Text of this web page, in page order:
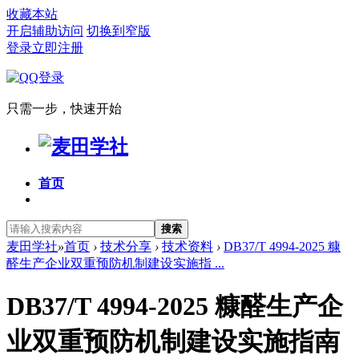
收藏本站
开启辅助访问 切换到窄版
登录立即注册
只需一步，快速开始
首页
搜索
麦田学社»首页 › 技术分享 › 技术资料 › DB37/T 4994-2025 糠
醛生产企业双重预防机制建设实施指 ...
DB37/T 4994-2025 糠醛生产企
业双重预防机制建设实施指南